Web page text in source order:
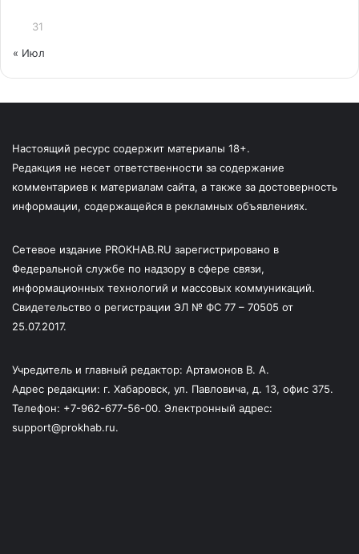
31
« Июл
Настоящий ресурс содержит материалы 18+.
Редакция не несет ответственности за содержание
комментариев к материалам сайта, а также за достоверность
информации, содержащейся в рекламных объявлениях.
Сетевое издание PROKHAB.RU зарегистрировано в
Федеральной службе по надзору в сфере связи,
информационных технологий и массовых коммуникаций.
Свидетельство о регистрации ЭЛ № ФС 77 – 70505 от
25.07.2017.
Учредитель и главный редактор: Артамонов В. А.
Адрес редакции: г. Хабаровск, ул. Павловича, д. 13, офис 375.
Телефон: +7-962-677-56-00. Электронный адрес:
support@prokhab.ru.